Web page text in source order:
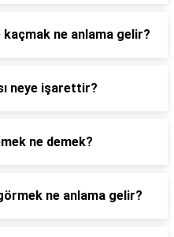
ne anlama gelir?
neye işarettir?
ne demek?
ne anlama gelir?